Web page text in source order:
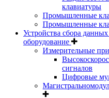
клавиатуры
Промышленные
Промышленные
Устройства сбора
оборудование
Измерительные
сигналов
Цифровые